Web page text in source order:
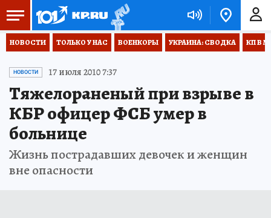
НОВОСТИ ТОЛЬКО У НАС ВОЕНКОРЫ УКРАИНА: СВОДКА КП В
НОВОСТИ 17 июля 2010 7:37
Тяжелораненый при взрыве в
КБР офицер ФСБ умер в
больнице
Жизнь пострадавших девочек и женщин
вне опасности